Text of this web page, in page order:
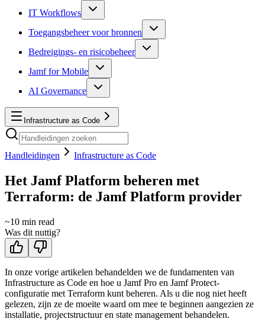
IT Workflows
Toegangsbeheer voor bronnen
Bedreigings- en risicobeheer
Jamf for Mobile
AI Governance
Infrastructure as Code
Handleidingen Infrastructure as Code
Het Jamf Platform beheren met
Terraform: de Jamf Platform provider
~10 min read
Was dit nuttig?
In onze vorige artikelen behandelden we de fundamenten van
Infrastructure as Code en hoe u Jamf Pro en Jamf Protect-
configuratie met Terraform kunt beheren. Als u die nog niet heeft
gelezen, zijn ze de moeite waard om mee te beginnen aangezien ze
installatie, projectstructuur en state management behandelen.